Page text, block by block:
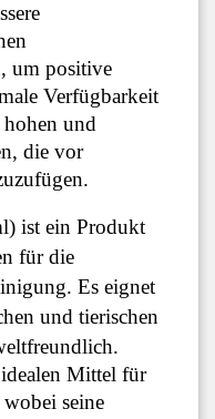
um positive
Verfügbarkeit
und
die vor
ist ein Produkt
für die
Es eignet
und tierischen
Mittel für
seine